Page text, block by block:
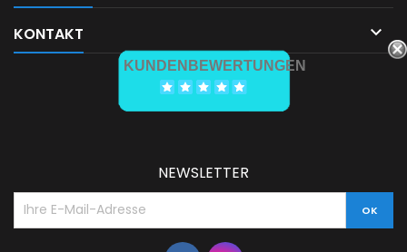
KONTAKT 
KUNDENBEWERTUNGEN
NEWSLETTER